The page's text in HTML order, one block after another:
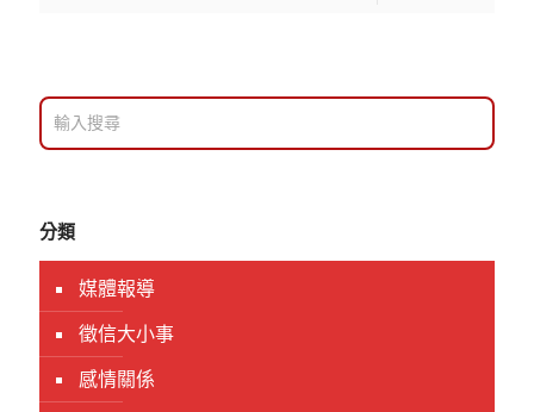
分類
媒體報導
徵信大小事
感情關係